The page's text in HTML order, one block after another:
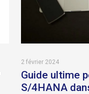
2 février 2024
Guide ultime
S/4HANA